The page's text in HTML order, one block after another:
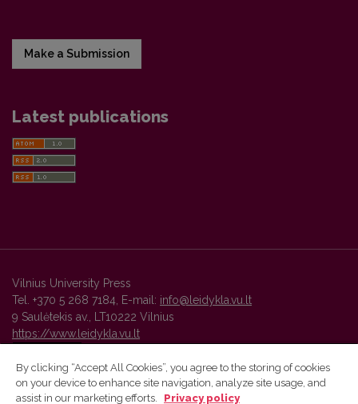
Make a Submission
Latest publications
Vilnius University Press
Tel. +370 5 268 7184, E-mail: info@leidykla.vu.lt
9 Saulėtekis av., LT10222 Vilnius
https://www.leidykla.vu.lt
Vilnius University Press platform and metadata are distributed by
By clicking “Accept All Cookies”, you agree to the storing of cookies
on your device to enhance site navigation, analyze site usage, and
assist in our marketing efforts.
Privacy policy